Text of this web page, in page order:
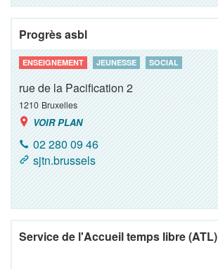
Progrès asbl
ENSEIGNEMENT JEUNESSE SOCIAL
rue de la Pacification 2
1210 Bruxelles
VOIR PLAN
02 280 09 46
sjtn.brussels
Service de l'Accueil temps libre (ATL)